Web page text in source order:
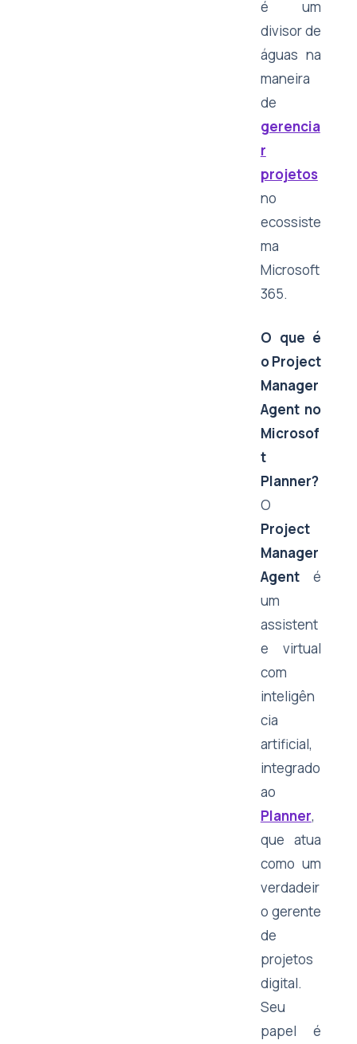
é um
divisor de
águas na
maneira
de
gerencia
r
projetos
no
ecossiste
ma
Microsoft
365.
O que é
o Project
Manager
Agent no
Microsof
t
Planner?
O
Project
Manager
Agenté
um
assistent
e virtual
com
inteligên
cia
artificial,
integrado
ao
Planner,
que atua
como um
verdadeir
o gerente
de
projetos
digital.
Seu
papel é